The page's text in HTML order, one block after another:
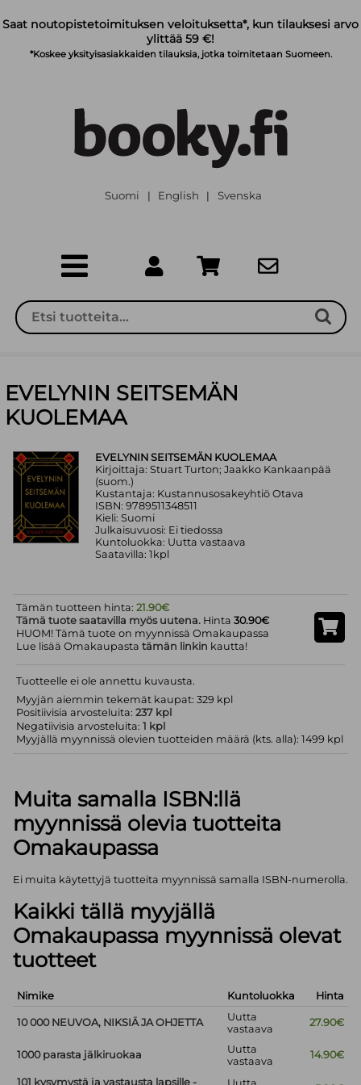
Saat noutopistetoimituksen veloituksetta*, kun tilauksesi arvo
ylittää 59 €!
*Koskee yksityisasiakkaiden tilauksia, jotka toimitetaan Suomeen.
Suomi | English | Svenska
EVELYNIN SEITSEMÄN
KUOLEMAA
EVELYNIN SEITSEMÄN KUOLEMAA
Kirjoittaja: Stuart Turton; Jaakko Kankaanpää
(suom.)
Kustantaja: Kustannusosakeyhtiö Otava
ISBN: 9789511348511
Kieli: Suomi
Julkaisuvuosi: Ei tiedossa
Kuntoluokka: Uutta vastaava
Saatavilla: 1kpl
Tämän tuotteen hinta:21.90€
Tämä tuote saatavilla myös uutena. Hinta30.90€
HUOM! Tämä tuote on myynnissä Omakaupassa
Lue lisää Omakaupastatämän linkin kautta!
Tuotteelle ei ole annettu kuvausta.
Myyjän aiemmin tekemät kaupat: 329 kpl
Positiivisia arvosteluita:237 kpl
Negatiivisia arvosteluita:1 kpl
Myyjällä myynnissä olevien tuotteiden määrä (kts. alla): 1499 kpl
Muita samalla ISBN:llä
myynnissä olevia tuotteita
Omakaupassa
Ei muita käytettyjä tuotteita myynnissä samalla ISBN-numerolla.
Kaikki tällä myyjällä
Omakaupassa myynnissä olevat
tuotteet
Nimike Kuntoluokka Hinta
10 000 NEUVOA, NIKSIÄ JA OHJETTA
Uutta
vastaava
27.90€
1000 parasta jälkiruokaa
Uutta
vastaava
14.90€
101 kysymystä ja vastausta lapsille -